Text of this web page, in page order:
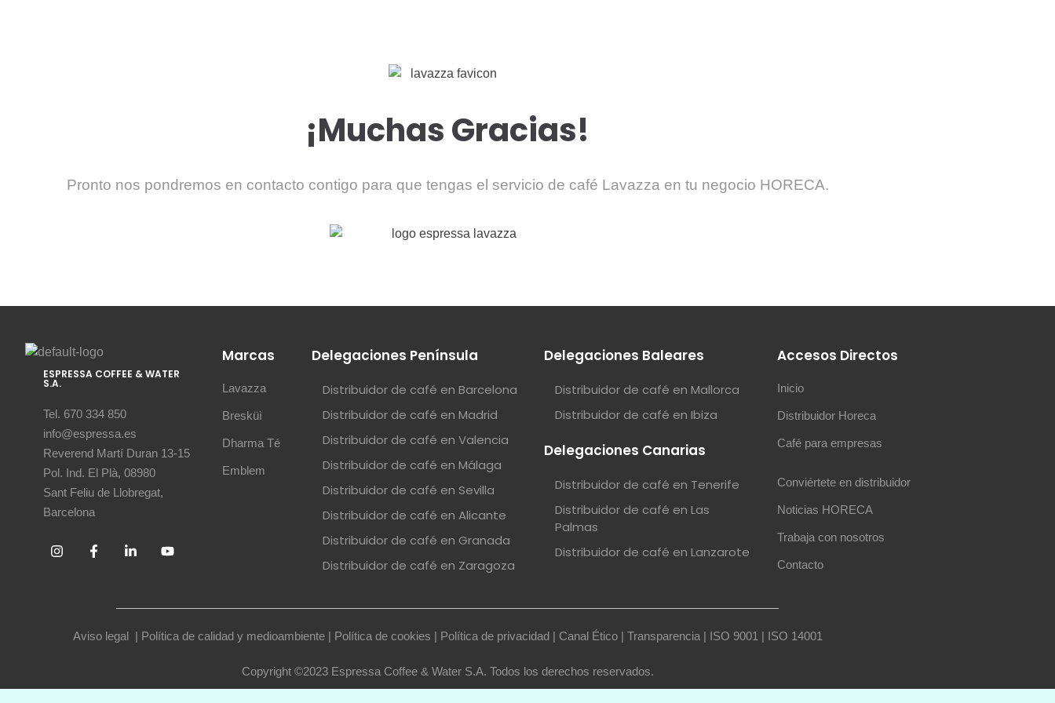
¡Muchas Gracias!
Pronto nos pondremos en contacto contigo para que tengas el servicio de café Lavazza en tu negocio HORECA.​
ESPRESSA COFFEE & WATER
S.A.
Tel. 670 334 850
info@espressa.es
Reverend Martí Duran 13-15
Pol. Ind. El Plà, 08980
Sant Feliu de Llobregat,
Barcelona
Marcas
Lavazza
Bresküì
Dharma Té
Emblem
Delegaciones Península
Distribuidor de café en Barcelona
Distribuidor de café en Madrid
Distribuidor de café en Valencia
Distribuidor de café en Málaga
Distribuidor de café en Sevilla
Distribuidor de café en Alicante
Distribuidor de café en Granada
Distribuidor de café en Zaragoza
Delegaciones Baleares
Distribuidor de café en Mallorca
Distribuidor de café en Ibiza
Delegaciones Canarias
Distribuidor de café en Tenerife
Distribuidor de café en Las
Palmas
Distribuidor de café en Lanzarote
Accesos Directos
Inicio
Distribuidor Horeca
Café para empresas
Conviértete en distribuidor
Noticias HORECA
Trabaja con nosotros
Contacto
Aviso legal | Política de calidad y medioambiente| Política de cookies | Política de privacidad| Canal Ético| Transparencia| ISO 9001 | ISO 14001
Copyright ©2023 Espressa Coffee & Water S.A. Todos los derechos reservados.